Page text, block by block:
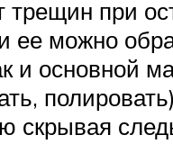
трещин при
ее можно
и основной
скрывая